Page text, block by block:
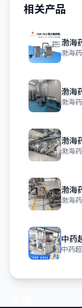
相关产品
渤海
渤海
渤海
渤海
渤海
渤海
渤海
渤海
中药
中药